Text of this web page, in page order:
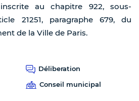
au chapitre 922, sous-
21251, paragraphe 679, du
de la Ville de Paris.
Déliberation
Conseil municipal